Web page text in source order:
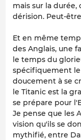
mais sur la durée,
dérision. Peut-
Et en même
des Anglais, une
le temps du
spécifiquement
doucement à se
le Titanic est la
se prépare pour
Je pense que les
vision qu'ils se
mythifié, entre